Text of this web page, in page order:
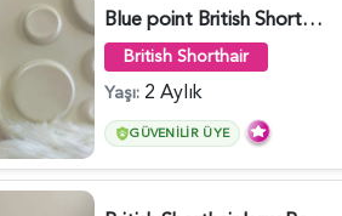
Blue point British Shorthair Kedim 2 Aylık - 4132
British Shorthair
Yaşı: 2 Aylık
GÜVENILIR ÜYE